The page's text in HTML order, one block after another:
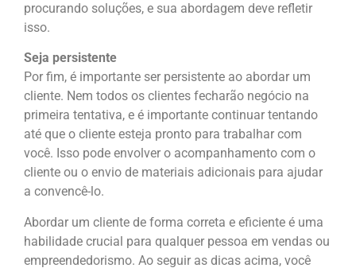
procurando soluções, e sua abordagem deve refletir
isso.
Seja persistente
Por fim, é importante ser persistente ao abordar um
cliente. Nem todos os clientes fecharão negócio na
primeira tentativa, e é importante continuar tentando
até que o cliente esteja pronto para trabalhar com
você. Isso pode envolver o acompanhamento com o
cliente ou o envio de materiais adicionais para ajudar
a convencê-lo.
Abordar um cliente de forma correta e eficiente é uma
habilidade crucial para qualquer pessoa em vendas ou
empreendedorismo. Ao seguir as dicas acima, você